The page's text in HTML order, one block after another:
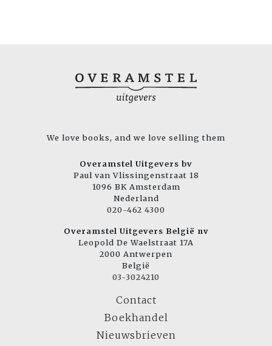
We love books, and we love selling them
Overamstel Uitgevers bv
Paul van Vlissingenstraat 18
1096 BK Amsterdam
Nederland
020-462 4300
Overamstel Uitgevers België nv
Leopold De Waelstraat 17A
2000 Antwerpen
België
03-3024210
Contact
Boekhandel
Nieuwsbrieven